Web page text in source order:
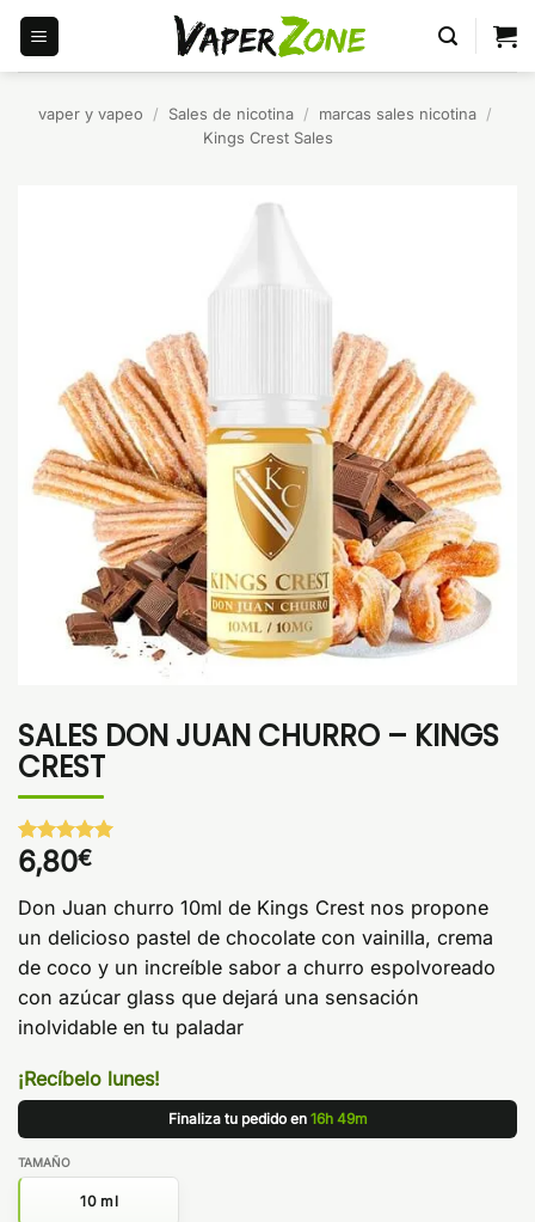
Saltar
contenido
vaper y vapeo / Sales de nicotina / marcas sales nicotina /
Kings Crest Sales
SALES DON JUAN CHURRO – KINGS
CREST
Valorado
con5de 5
1
valoración
de un
6,80€
Don Juan churro 10ml de Kings Crest nos propone
un delicioso pastel de chocolate con vainilla, crema
de coco y un increíble sabor a churro espolvoreado
con azúcar glass que dejará una sensación
inolvidable en tu paladar
¡Recíbelo lunes!
Finaliza tu pedido en 16h 49m
TAMAÑO
10 ml